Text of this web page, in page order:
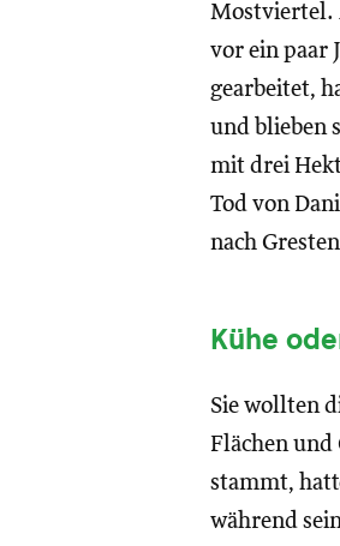
Mostviertel.
vor ein paar
gearbeitet,
und blieben
mit drei
Tod von
nach
Kühe
Sie wollten
Flächen und
stammt,
während